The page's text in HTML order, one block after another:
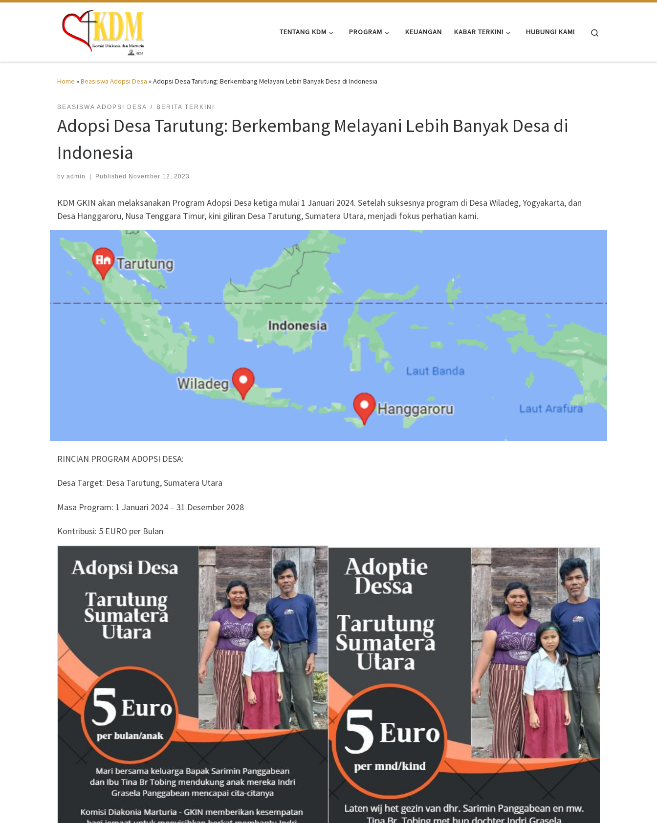
TENTANG KDM PROGRAM KEUANGAN KABAR TERKINI HUBUNGI KAMI
Home »Beasiswa Adopsi Desa »Adopsi Desa Tarutung: Berkembang Melayani Lebih Banyak Desa di Indonesia
BEASISWA ADOPSI DESA BERITA TERKINI
Adopsi Desa Tarutung: Berkembang Melayani Lebih Banyak Desa di
Indonesia
by admin | Published November 12, 2023
KDM GKIN akan melaksanakan Program Adopsi Desa ketiga mulai 1 Januari 2024. Setelah suksesnya program di Desa Wiladeg, Yogyakarta, dan
Desa Hanggaroru, Nusa Tenggara Timur, kini giliran Desa Tarutung, Sumatera Utara, menjadi fokus perhatian kami.
RINCIAN PROGRAM ADOPSI DESA:
Desa Target: Desa Tarutung, Sumatera Utara
Masa Program: 1 Januari 2024 – 31 Desember 2028
Kontribusi: 5 EURO per Bulan